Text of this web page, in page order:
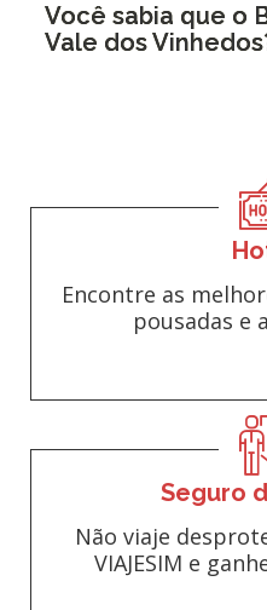
Você sabia que o
Vale dos
Encontre as
pousadas e
Seguro
Não viaje
VIAJESIM e